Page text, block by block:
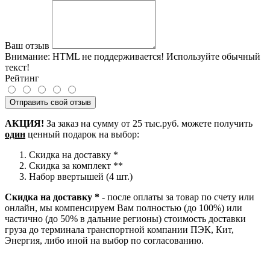
Ваш отзыв
Внимание: HTML не поддерживается! Используйте обычный
текст!
Рейтинг
Отправить свой отзыв
АКЦИЯ! За заказ на сумму от 25 тыс.руб. можете получить
один ценный подарок на выбор:
Скидка на доставку *
Скидка за комплект **
Набор ввертышей (4 шт.)
Скидка на доставку * - после оплаты за товар по счету или
онлайн, мы компенсируем Вам полностью (до 100%) или
частично (до 50% в дальние регионы) стоимость доставки
груза до терминала транспортной компании ПЭК, Кит,
Энергия, либо иной на выбор по согласованию.